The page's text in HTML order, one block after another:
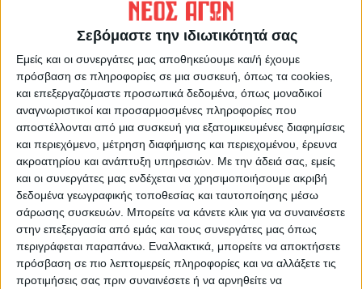
Σεβόμαστε την ιδιωτικότητά σας
Εμείς και οι συνεργάτες μας αποθηκεύουμε και/ή έχουμε
πρόσβαση σε πληροφορίες σε μια συσκευή, όπως τα cookies,
και επεξεργαζόμαστε προσωπικά δεδομένα, όπως μοναδικοί
αναγνωριστικοί και προσαρμοσμένες πληροφορίες που
αποστέλλονται από μια συσκευή για εξατομικευμένες διαφημίσεις
και περιεχόμενο, μέτρηση διαφήμισης και περιεχομένου, έρευνα
ακροατηρίου και ανάπτυξη υπηρεσιών. Με την άδειά σας, εμείς
και οι συνεργάτες μας ενδέχεται να χρησιμοποιήσουμε ακριβή
δεδομένα γεωγραφικής τοποθεσίας και ταυτοποίησης μέσω
σάρωσης συσκευών. Μπορείτε να κάνετε κλικ για να συναινέσετε
στην επεξεργασία από εμάς και τους συνεργάτες μας όπως
περιγράφεται παραπάνω. Εναλλακτικά, μπορείτε να αποκτήσετε
πρόσβαση σε πιο λεπτομερείς πληροφορίες και να αλλάξετε τις
προτιμήσεις σας πριν συναινέσετε ή να αρνηθείτε να
επιχειρήσεις, συνεχίζεται με αμείωτο
ρυθμό, με τις αυτοψίες να ολοκληρώνονται
και τις προκαταβολές – μετά και την πρώτη
αρωγή – να προχωρούν.
Συνεχίζουμε όλοι σε στενή συνεργασία»
σημείωσε ο Υφυπουργός.
Από το Επιμελητήριο Καρδίτσας συμμετείχε
ο κ. Κώστας Λαμπρόπουλος Οικονομικός
Επόπτης του ΕΒΕ και συντονιστής των
θεμάτων που αφορούν τους
πλημμυροπαθείς επιχειρηματίες του Νομού.